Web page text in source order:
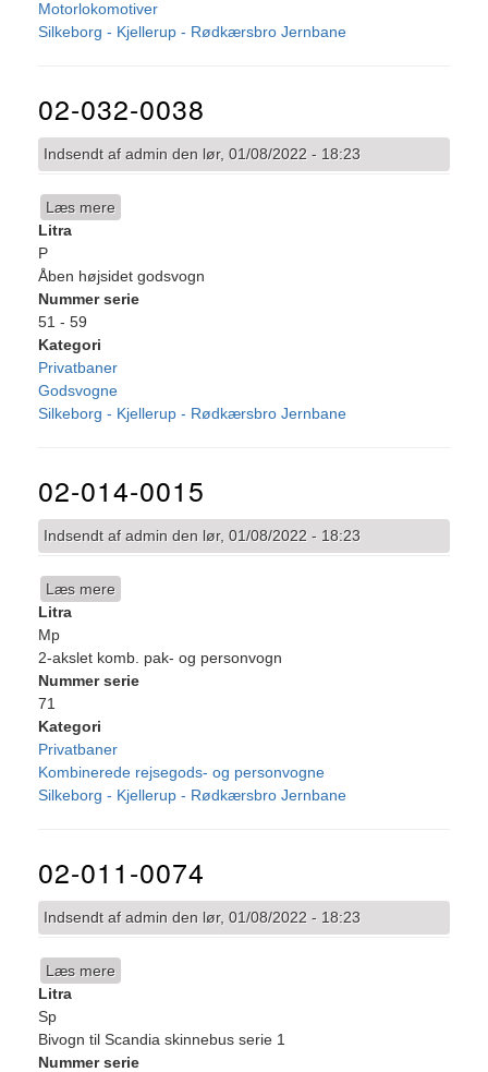
Motorlokomotiver
Silkeborg - Kjellerup - Rødkærsbro Jernbane
02-032-0038
Indsendt afadmin den lør, 01/08/2022 - 18:23
Læs mere
0038
Litra
P
Åben højsidet godsvogn
Nummer serie
51 - 59
Kategori
Privatbaner
Godsvogne
Silkeborg - Kjellerup - Rødkærsbro Jernbane
02-014-0015
Indsendt afadmin den lør, 01/08/2022 - 18:23
Læs mere
0015
Litra
Mp
2-akslet komb. pak- og personvogn
Nummer serie
71
Kategori
Privatbaner
Kombinerede rejsegods- og personvogne
Silkeborg - Kjellerup - Rødkærsbro Jernbane
02-011-0074
Indsendt afadmin den lør, 01/08/2022 - 18:23
Læs mere
0074
Litra
Sp
Bivogn til Scandia skinnebus serie 1
Nummer serie